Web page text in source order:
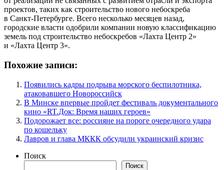
проектов, таких как строительство нового небоскреба
в Санкт-Петербурге. Всего несколько месяцев назад,
городские власти одобрили компании новую классификацию
земель под строительство небоскребов «Лахта Центр 2»
и «Лахта Центр 3».
Похожие записи:
Появились кадры подрыва морского беспилотника,
атаковавшего Новороссийск
В Минске впервые пройдет фестиваль документального
кино «RT.Док: Время наших героев»
Подорожает все: россияне на пороге очередного удара
по кошельку
Лавров и глава МККК обсудили украинский кризис
Поиск
Поиск